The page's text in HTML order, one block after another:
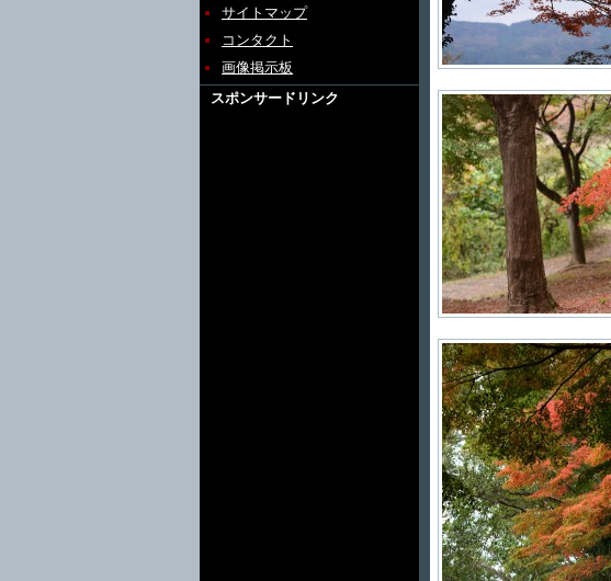
サイトマップ
コンタクト
画像掲示板
スポンサードリンク